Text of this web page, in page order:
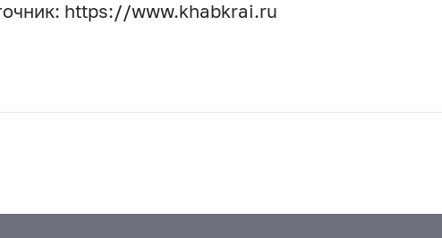
https://www.khabkrai.ru